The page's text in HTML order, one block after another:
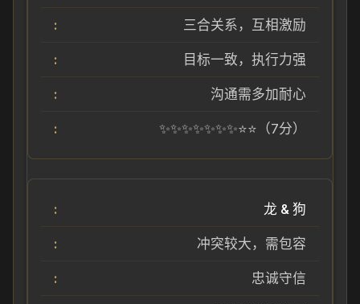
三合关系，互相激励
目标一致，执行力强
沟通需多加耐心
✨✨✨✨✨✨✨⭐⭐（7分）
龙 & 狗
冲突较大，需包容
忠诚守信